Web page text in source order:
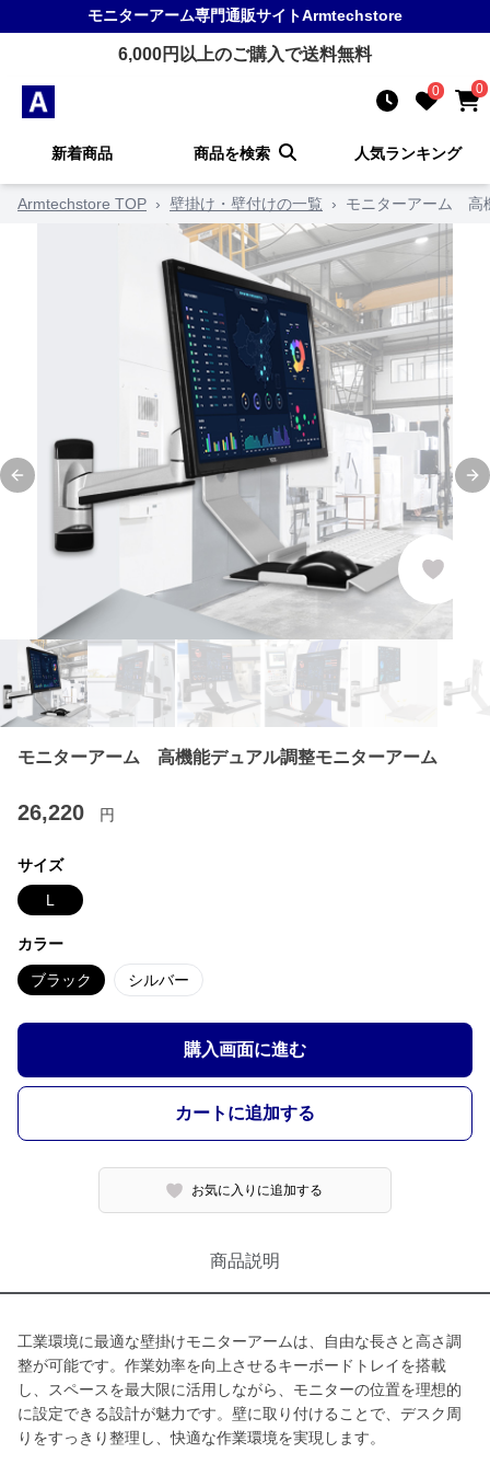
モニターアーム専門通販サイトArmtechstore
6,000円以上のご購入で送料無料
0 0
新着商品 商品を検索 人気ランキング
Armtechstore TOP › 壁掛け・壁付けの一覧 › モニターアーム 高
Previous slide
モニターアーム 高機能デュアル調整モニターアーム
26,220 円
サイズ
L
カラー
ブラック シルバー
購入画面に進む
カートに追加する
お気に入りに追加する
商品説明
工業環境に最適な壁掛けモニターアームは、自由な長さと高さ調
整が可能です。作業効率を向上させるキーボードトレイを搭載
し、スペースを最大限に活用しながら、モニターの位置を理想的
に設定できる設計が魅力です。壁に取り付けることで、デスク周
りをすっきり整理し、快適な作業環境を実現します。